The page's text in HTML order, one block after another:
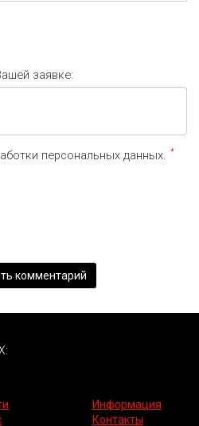
заявке:
персональных данных. *
комментарий
Информация
Контакты